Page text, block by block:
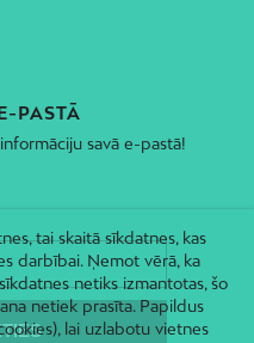
PASTĀ
savā e-pastā!
tai skaitā sīkdatnes, kas
darbībai. Ņemot vērā, ka
netiks izmantotas, šo
netiek prasīta. Papildus
lai uzlabotu vietnes